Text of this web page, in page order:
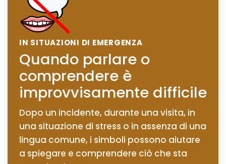
IN SITUAZIONI DI EMERGENZA
Quando parlare o
comprendere è
improvvisamente difficile
Dopo un incidente, durante una visita, in
una situazione di stress o in assenza di una
lingua comune, i simboli possono aiutare
a spiegare e comprendere ciò che sta